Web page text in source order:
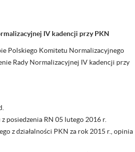
IV kadencji przy PKN
Polskiego Komitetu Normalizacyjnego
Rady Normalizacyjnej IV kadencji przy
posiedzenia RN 05 lutego 2016 r.
z działalności PKN za rok 2015 r., opinia